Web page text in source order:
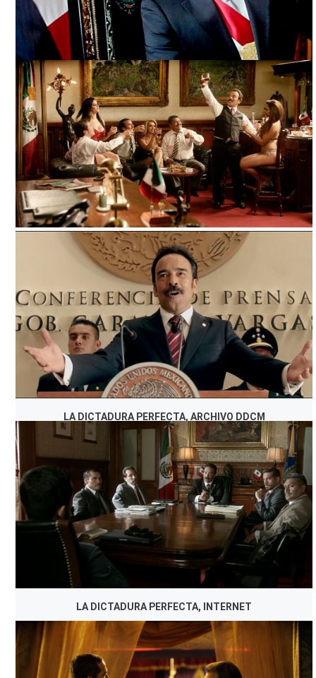
LA DICTADURA PERFECTA, ARCHIVO DDCM
LA DICTADURA PERFECTA, TOMADA DE NETFLIX
LA DICTADURA PERFECTA, ARCHIVO DDCM
LA DICTADURA PERFECTA, INTERNET